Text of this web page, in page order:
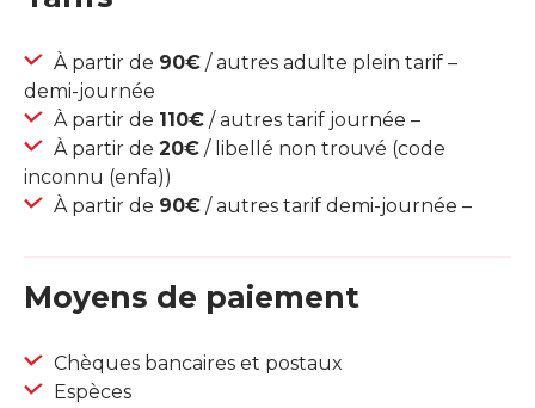
À partir de 90€ / autres adulte plein tarif –
demi-journée
À partir de 110€ / autres tarif journée –
À partir de 20€ / libellé non trouvé (code
inconnu (enfa))
À partir de 90€ / autres tarif demi-journée –
Moyens de paiement
Chèques bancaires et postaux
Espèces